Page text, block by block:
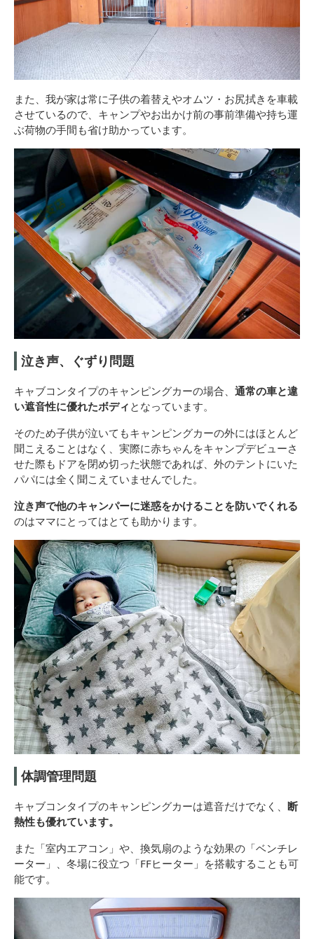
また、我が家は常に子供の着替えやオムツ・お尻拭きを車載
させているので、キャンプやお出かけ前の事前準備や持ち運
ぶ荷物の手間も省け助かっています。
泣き声、ぐずり問題
キャブコンタイプのキャンピングカーの場合、 通常の車と違
い遮音性に優れたボディ となっています。
そのため子供が泣いてもキャンピングカーの外にはほとんど
聞こえることはなく、実際に赤ちゃんをキャンプデビューさ
せた際もドアを閉め切った状態であれば、外のテントにいた
パパには全く聞こえていませんでした。
泣き声で他のキャンパーに迷惑をかけることを防いでくれる
のはママにとってはとても助かります。
体調管理問題
キャブコンタイプのキャンピングカーは遮音だけでなく、 断
熱性も優れています。
また「室内エアコン」や、換気扇のような効果の「ベンチレ
ーター」、冬場に役立つ「FFヒーター」を搭載することも可
能です。